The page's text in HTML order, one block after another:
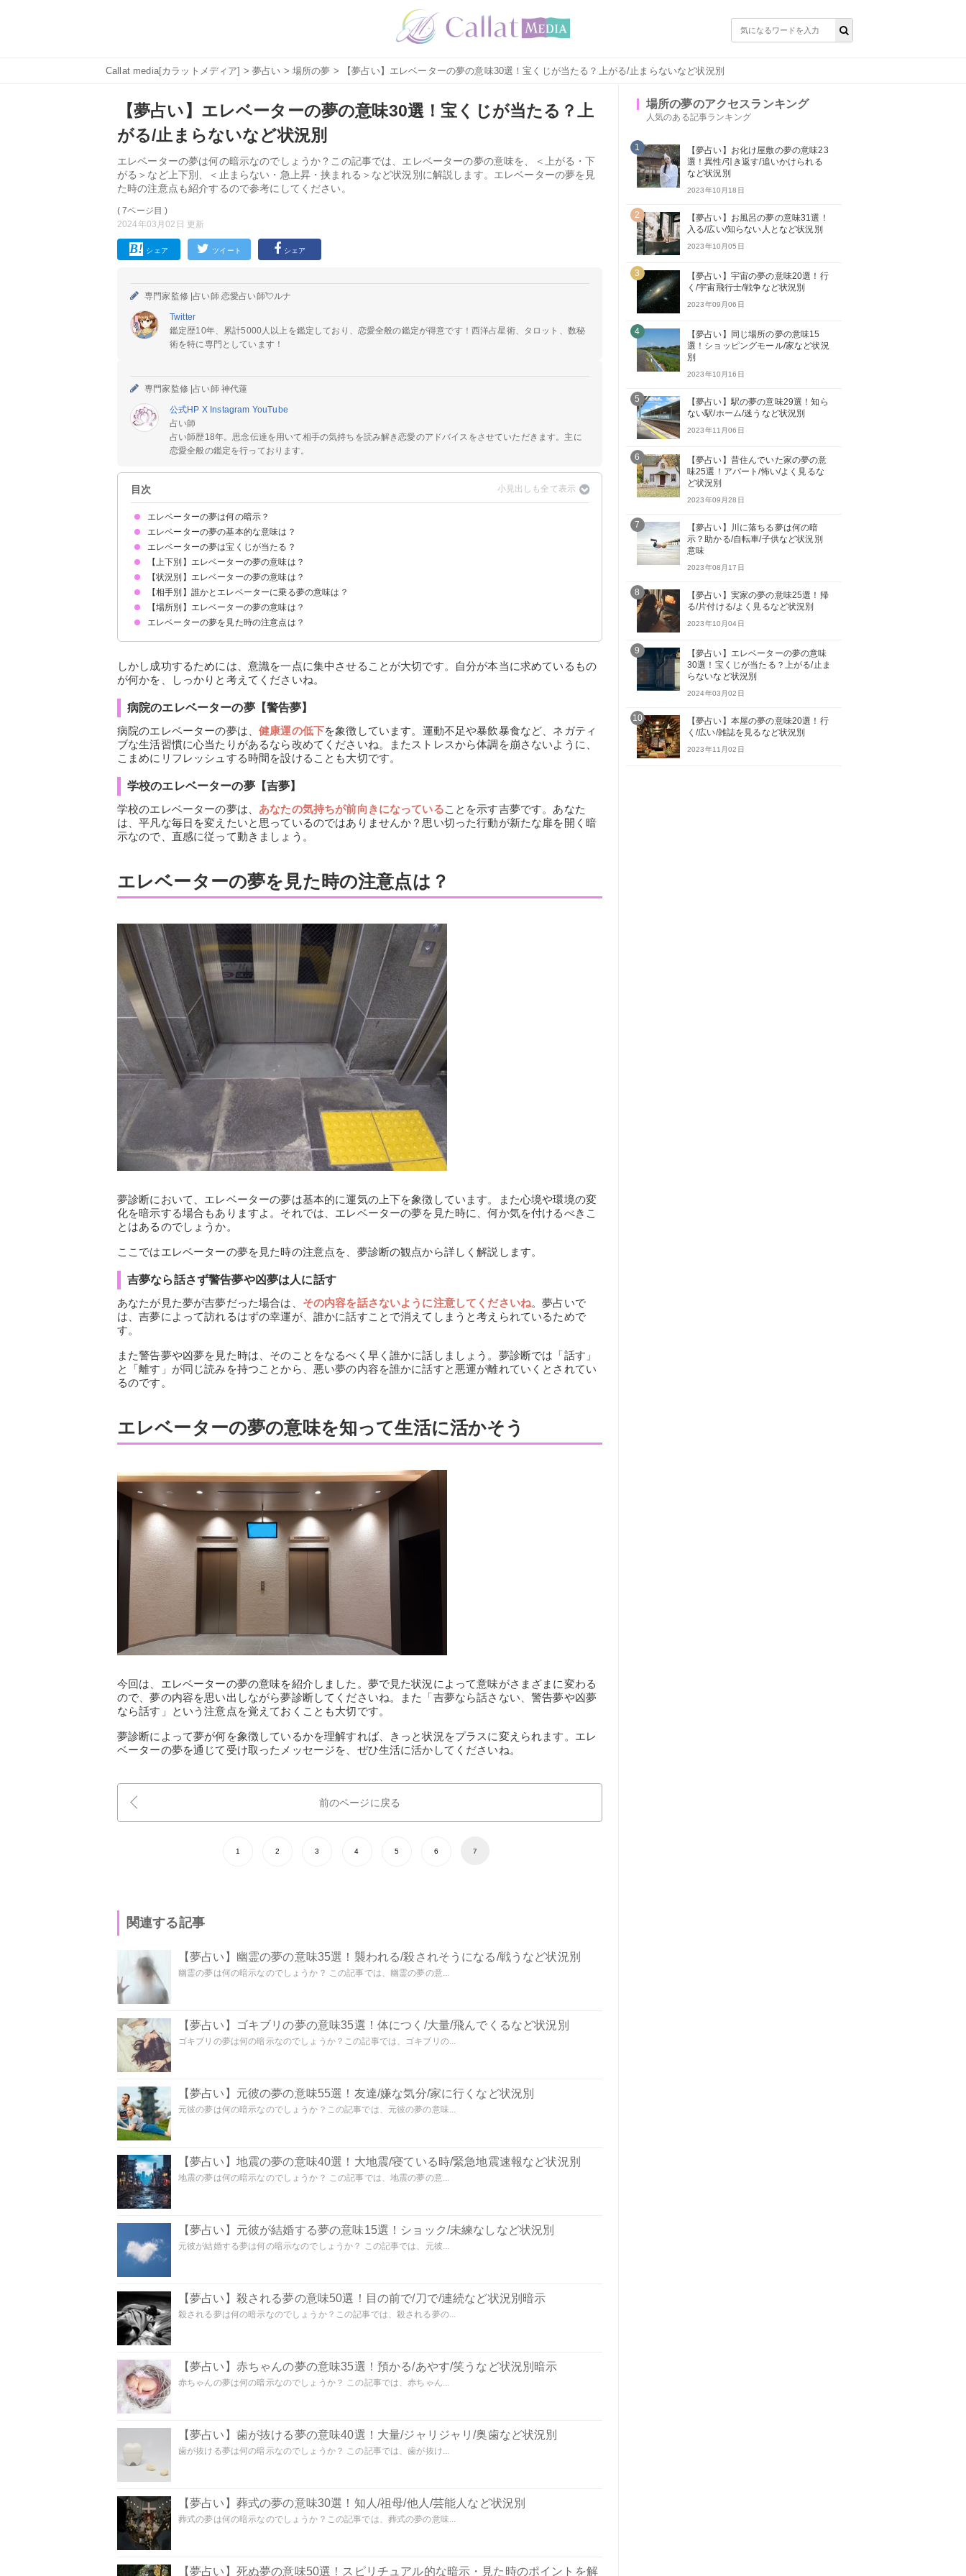
Callat media[カラットメディア] >夢占い > 場所の夢 > 【夢占い】エレベーターの夢の意味30選！宝くじが当たる？上がる/止まらないなど状況別
【夢占い】エレベーターの夢の意味30選！宝くじが当たる？上
がる/止まらないなど状況別
エレベーターの夢は何の暗示なのでしょうか？この記事では、エレベーターの夢の意味を、＜上がる・下
がる＞など上下別、＜止まらない・急上昇・挟まれる＞など状況別に解説します。エレベーターの夢を見
た時の注意点も紹介するので参考にしてください。
( 7ページ目 )
2024年03月02日 更新
シェア ツイート シェア
専門家監修 |占い師 恋愛占い師💘ルナ
Twitter
鑑定歴10年、累計5000人以上を鑑定しており、恋愛全般の鑑定が得意です！西洋占星術、タロット、数秘
術を特に専門としています！
専門家監修 |占い師 神代蓮
公式HP X Instagram YouTube
占い師
占い師歴18年。思念伝達を用いて相手の気持ちを読み解き恋愛のアドバイスをさせていただきます。主に
恋愛全般の鑑定を行っております。
目次
エレベーターの夢は何の暗示？
エレベーターの夢の基本的な意味は？
①心境・環境の変化の暗示
②運気の上下
状況によって意味が決まる
エレベーターの夢は宝くじが当たる？
吉夢のエレベーターの夢なら当たるかも
エレベーターの夢を見て宝くじが当たった体験談
【上下別】エレベーターの夢の意味は？
エレベーターが上がる夢【吉夢】
エレベーターが下がる夢【警告夢】
エレベーターが上がったり下がったりする夢【警告夢】
【状況別】エレベーターの夢の意味は？
エレベーターが落ちる夢【警告夢】
エレベーターに乗る夢【吉夢】
エレベーターが止まらない夢【警告夢】
エレベーターが急上昇する夢【吉夢】
エレベーターの扉に挟まれる夢【警告夢】
エレベーターが横に移動する夢【警告夢】
エレベーターが揺れる夢【警告夢】
エレベーターが故障する夢【警告夢】
エレベーターに乗れない夢【警告夢】
エレベーターを待つ夢【警告夢】
エレベーターに閉じ込められる夢【凶夢】
エレベーターが点検中の夢【警告夢】
エレベーターがこない夢【吉夢】
エレベーターで高層階へ上がる夢【警告夢】
エレベーターから脱出する夢【警告夢】
エレベーターが狭いと感じる夢【警告夢】
【相手別】誰かとエレベーターに乗る夢の意味は？
異性とエレベーターに乗る夢【吉夢】
友達とエレベーターに乗る夢【警告夢】
好きな人とエレベーターに乗る夢【警告夢】
家族とエレベーターに乗る夢【警告夢】
知らない人とエレベーターに乗る夢【吉夢】
芸能人とエレベーターに乗る夢【吉夢】
【場所別】エレベーターの夢の意味は？
ホテルのエレベーターの夢【吉夢】
マンションのエレベーターの夢【吉夢】
デパートのエレベーターの夢【警告夢】
病院のエレベーターの夢【警告夢】
学校のエレベーターの夢【吉夢】
エレベーターの夢を見た時の注意点は？
しかし成功するためには、意識を一点に集中させることが大切です。自分が本当に求めているもの
が何かを、しっかりと考えてくださいね。
病院のエレベーターの夢【警告夢】
病院のエレベーターの夢は、健康運の低下を象徴しています。運動不足や暴飲暴食など、ネガティ
ブな生活習慣に心当たりがあるなら改めてくださいね。またストレスから体調を崩さないように、
こまめにリフレッシュする時間を設けることも大切です。
学校のエレベーターの夢【吉夢】
学校のエレベーターの夢は、 あなたの気持ちが前向きになっていることを示す吉夢です。あなた
は、平凡な毎日を変えたいと思っているのではありませんか？思い切った行動が新たな扉を開く暗
示なので、直感に従って動きましょう。
エレベーターの夢を見た時の注意点は？
夢診断において、エレベーターの夢は基本的に運気の上下を象徴しています。また心境や環境の変
化を暗示する場合もありますよ。それでは、エレベーターの夢を見た時に、何か気を付けるべきこ
とはあるのでしょうか。
ここではエレベーターの夢を見た時の注意点を、夢診断の観点から詳しく解説します。
吉夢なら話さず警告夢や凶夢は人に話す
あなたが見た夢が吉夢だった場合は、 その内容を話さないように注意してくださいね。夢占いで
は、吉夢によって訪れるはずの幸運が、誰かに話すことで消えてしまうと考えられているためで
す。
また警告夢や凶夢を見た時は、そのことをなるべく早く誰かに話しましょう。夢診断では「話す」
と「離す」が同じ読みを持つことから、悪い夢の内容を誰かに話すと悪運が離れていくとされてい
るのです。
エレベーターの夢の意味を知って生活に活かそう
今回は、エレベーターの夢の意味を紹介しました。夢で見た状況によって意味がさまざまに変わる
ので、夢の内容を思い出しながら夢診断してくださいね。また「吉夢なら話さない、警告夢や凶夢
なら話す」という注意点を覚えておくことも大切です。
夢診断によって夢が何を象徴しているかを理解すれば、きっと状況をプラスに変えられます。エレ
ベーターの夢を通じて受け取ったメッセージを、ぜひ生活に活かしてくださいね。
前のページに戻る
1 2 3 4 5 6 7
関連する記事
【夢占い】幽霊の夢の意味35選！襲われる/殺されそうになる/戦うなど状況別
幽霊の夢は何の暗示なのでしょうか？ この記事では、幽霊の夢の意...
【夢占い】ゴキブリの夢の意味35選！体につく/大量/飛んでくるなど状況別
ゴキブリの夢は何の暗示なのでしょうか？この記事では、ゴキブリの...
【夢占い】元彼の夢の意味55選！友達/嫌な気分/家に行くなど状況別
元彼の夢は何の暗示なのでしょうか？この記事では、元彼の夢の意味...
【夢占い】地震の夢の意味40選！大地震/寝ている時/緊急地震速報など状況別
地震の夢は何の暗示なのでしょうか？ この記事では、地震の夢の意...
【夢占い】元彼が結婚する夢の意味15選！ショック/未練なしなど状況別
元彼が結婚する夢は何の暗示なのでしょうか？ この記事では、元彼...
【夢占い】殺される夢の意味50選！目の前で/刀で/連続など状況別暗示
殺される夢は何の暗示なのでしょうか？この記事では、殺される夢の...
【夢占い】赤ちゃんの夢の意味35選！預かる/あやす/笑うなど状況別暗示
赤ちゃんの夢は何の暗示なのでしょうか？ この記事では、赤ちゃん...
【夢占い】歯が抜ける夢の意味40選！大量/ジャリジャリ/奥歯など状況別
歯が抜ける夢は何の暗示なのでしょうか？ この記事では、歯が抜け...
【夢占い】葬式の夢の意味30選！知人/祖母/他人/芸能人など状況別
葬式の夢は何の暗示なのでしょうか？この記事では、葬式の夢の意味...
【夢占い】死ぬ夢の意味50選！スピリチュアル的な暗示・見た時のポイントを解
場所の夢のアクセスランキング
人気のある記事ランキング
1
【夢占い】お化け屋敷の夢の意味23
選！異性/引き返す/追いかけられる
など状況別
2023年10月18日
2
【夢占い】お風呂の夢の意味31選！
入る/広い/知らない人となど状況別
2023年10月05日
3
【夢占い】宇宙の夢の意味20選！行
く/宇宙飛行士/戦争など状況別
2023年09月06日
4
【夢占い】同じ場所の夢の意味15
選！ショッピングモール/家など状況
別
2023年10月16日
5
【夢占い】駅の夢の意味29選！知ら
ない駅/ホーム/迷うなど状況別
2023年11月06日
6
【夢占い】昔住んでいた家の夢の意
味25選！アパート/怖い/よく見るな
ど状況別
2023年09月28日
7
【夢占い】川に落ちる夢は何の暗
示？助かる/自転車/子供など状況別
意味
2023年08月17日
8
【夢占い】実家の夢の意味25選！帰
る/片付ける/よく見るなど状況別
2023年10月04日
9
【夢占い】エレベーターの夢の意味
30選！宝くじが当たる？上がる/止ま
らないなど状況別
2024年03月02日
10
【夢占い】本屋の夢の意味20選！行
く/広い/雑誌を見るなど状況別
2023年11月02日